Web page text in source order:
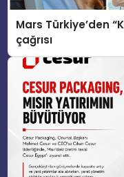
Mars Türkiye’den
çağrısı